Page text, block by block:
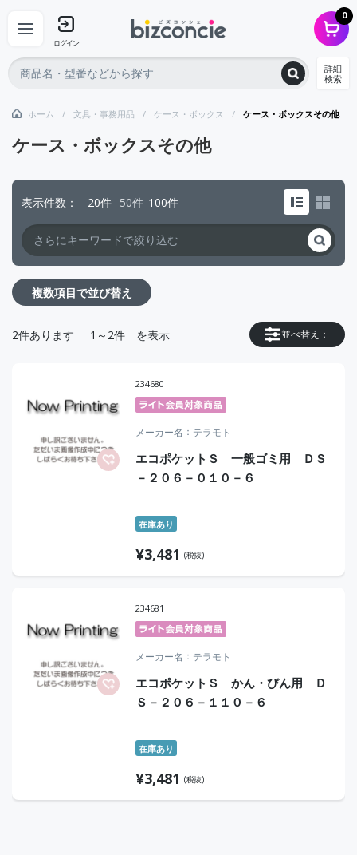
ログイン
0
詳細
検索
ホーム 文具・事務用品 ケース・ボックス ケース・ボックスその他
ケース・ボックスその他
表示件数 20件 50件 100件
複数項目で並び替え
並べ替え：
2件あります 1～2件 を表示
234680
メーカー名 テラモト
エコポケットＳ 一般ゴミ用 ＤＳ
－２０６－０１０－６
在庫あり
¥3,481 (税抜)
234681
メーカー名 テラモト
エコポケットＳ かん・びん用 Ｄ
Ｓ－２０６－１１０－６
在庫あり
¥3,481 (税抜)